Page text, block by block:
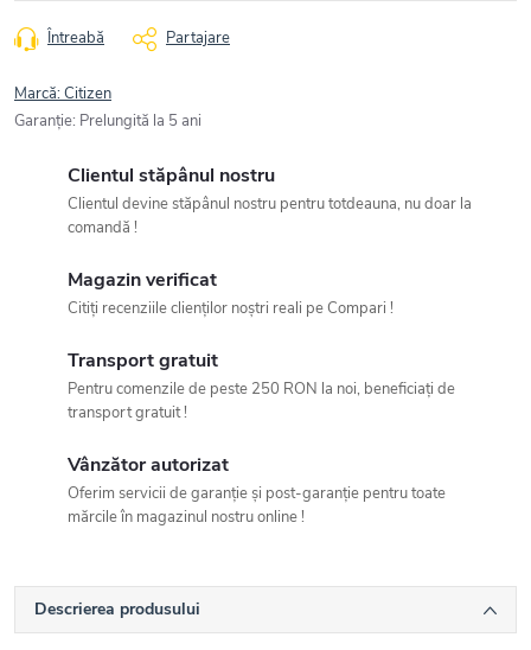
Întreabă Partajare
Marcă:Citizen
Garanţie: Prelungită la 5 ani
Clientul stăpânul nostru
Clientul devine stăpânul nostru pentru totdeauna, nu doar la
comandă !
Magazin verificat
Citiți recenziile clienților noștri reali pe Compari !
Transport gratuit
Pentru comenzile de peste 250 RON la noi, beneficiați de
transport gratuit !
Vânzător autorizat
Oferim servicii de garanție și post-garanție pentru toate
mărcile în magazinul nostru online !
Descrierea produsului